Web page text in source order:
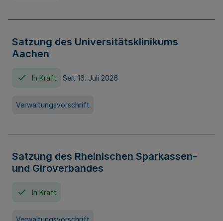
Satzung des Universitätsklinikums
Aachen
In Kraft Seit 16. Juli 2026
Verwaltungsvorschrift
Satzung des Rheinischen Sparkassen-
und Giroverbandes
In Kraft
Verwaltungsvorschrift